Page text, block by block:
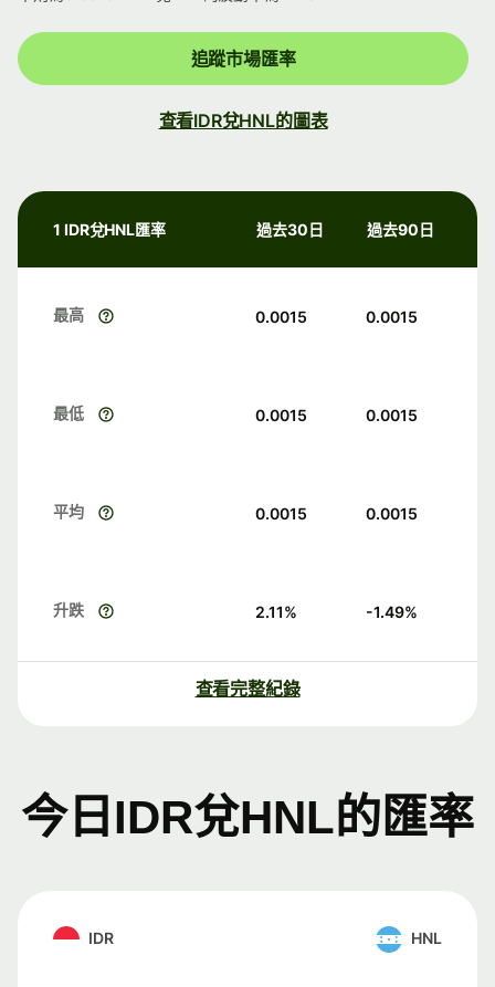
追蹤市場匯率
查看IDR兌HNL的圖表
1 IDR兌HNL匯率 過去30日 過去90日
最高 0.0015 0.0015
最低 0.0015 0.0015
平均 0.0015 0.0015
升跌 2.11% -1.49%
查看完整紀錄
今日IDR兌HNL的匯率
IDR HNL